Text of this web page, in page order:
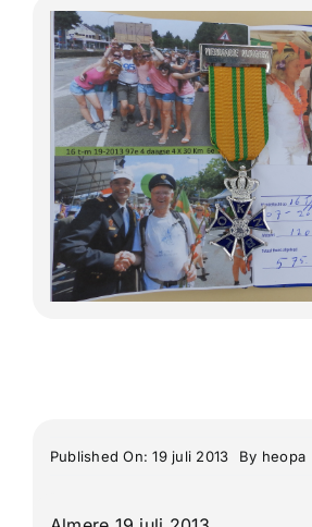
Uitgelicht
Lange Afstand
Meerdaagse
Buitenlandse
Recente
Published On: 19 juli 2013 By heopa